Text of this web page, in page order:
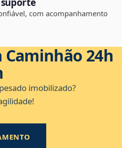
com acompanhamento
24h
imobilizado?